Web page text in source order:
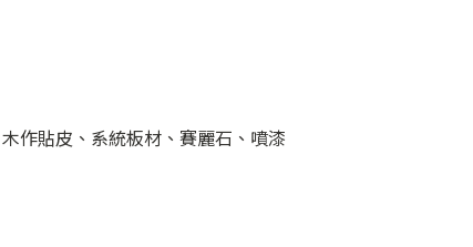
作貼皮、系統板材、賽麗石、噴漆